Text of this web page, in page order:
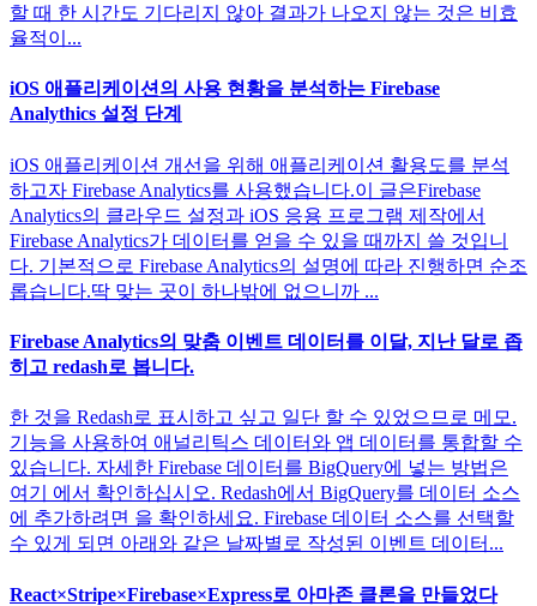
할 때 한 시간도 기다리지 않아 결과가 나오지 않는 것은 비효
율적이...
iOS 애플리케이션의 사용 현황을 분석하는 Firebase
Analythics 설정 단계
iOS 애플리케이션 개선을 위해 애플리케이션 활용도를 분석
하고자 Firebase Analytics를 사용했습니다.이 글은Firebase
Analytics의 클라우드 설정과 iOS 응용 프로그램 제작에서
Firebase Analytics가 데이터를 얻을 수 있을 때까지 쓸 것입니
다. 기본적으로 Firebase Analytics의 설명에 따라 진행하면 순조
롭습니다.딱 맞는 곳이 하나밖에 없으니까 ...
Firebase Analytics의 맞춤 이벤트 데이터를 이달, 지난 달로 좁
히고 redash로 봅니다.
한 것을 Redash로 표시하고 싶고 일단 할 수 있었으므로 메모.
기능을 사용하여 애널리틱스 데이터와 앱 데이터를 통합할 수
있습니다. 자세한 Firebase 데이터를 BigQuery에 넣는 방법은
여기 에서 확인하십시오. Redash에서 BigQuery를 데이터 소스
에 추가하려면 을 확인하세요. Firebase 데이터 소스를 선택할
수 있게 되면 아래와 같은 날짜별로 작성된 이벤트 데이터...
React×Stripe×Firebase×Express로 아마존 클론을 만들었다